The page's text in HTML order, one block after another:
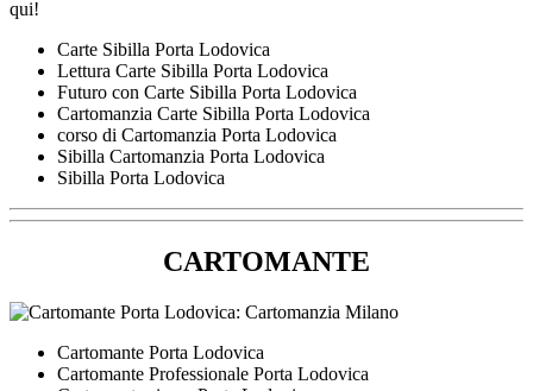
Carte Sibilla Porta Lodovica
Lettura Carte Sibilla Porta Lodovica
Futuro con Carte Sibilla Porta Lodovica
Cartomanzia Carte Sibilla Porta Lodovica
corso di Cartomanzia Porta Lodovica
Sibilla Cartomanzia Porta Lodovica
Sibilla Porta Lodovica
CARTOMANTE
Cartomante Porta Lodovica
Cartomante Professionale Porta Lodovica